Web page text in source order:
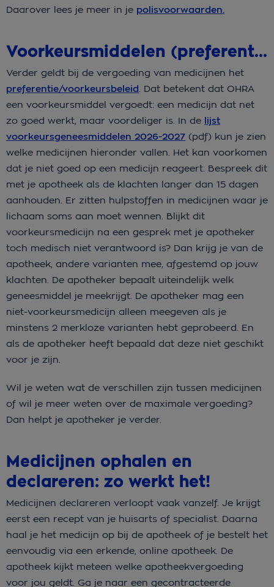
Daarover lees je meer in je polisvoorwaarden.
Voorkeursmiddelen (preferentiebeleid) en toestemming
Verder geldt bij de vergoeding van medicijnen het
preferentie/voorkeursbeleid Dat betekent dat OHRA
een voorkeursmiddel vergoedt: een medicijn dat net
zo goed werkt, maar voordeliger is. In de lijst
voorkeursgeneesmiddelen 2026-2027 (pdf) kun je zien
welke medicijnen hieronder vallen. Het kan voorkomen
dat je niet goed op een medicijn reageert. Bespreek dit
met je apotheek als de klachten langer dan 15 dagen
aanhouden. Er zitten hulpstoffen in medicijnen waar je
lichaam soms aan moet wennen. Blijkt dit
voorkeursmedicijn na een gesprek met je apotheker
toch medisch niet verantwoord is? Dan krijg je van de
apotheek, andere varianten mee, afgestemd op jouw
klachten. De apotheker bepaalt uiteindelijk welk
geneesmiddel je meekrijgt. De apotheker mag een
niet-voorkeursmedicijn alleen meegeven als je
minstens 2 merkloze varianten hebt geprobeerd. En
als de apotheker heeft bepaald dat deze niet geschikt
voor je zijn.
Wil je weten wat de verschillen zijn tussen medicijnen
of wil je meer weten over de maximale vergoeding?
Dan helpt je apotheker je verder.
Medicijnen ophalen en
declareren: zo werkt het!
Medicijnen declareren verloopt vaak vanzelf. Je krijgt
eerst een recept van je huisarts of specialist. Daarna
haal je het medicijn op bij de apotheek of je bestelt het
eenvoudig via een erkende, online apotheek. De
apotheek kijkt meteen welke apotheekvergoeding
voor jou geldt. Ga je naar een gecontracteerde